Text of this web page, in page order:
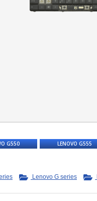
G550 LENOVO G555
Lenovo G series